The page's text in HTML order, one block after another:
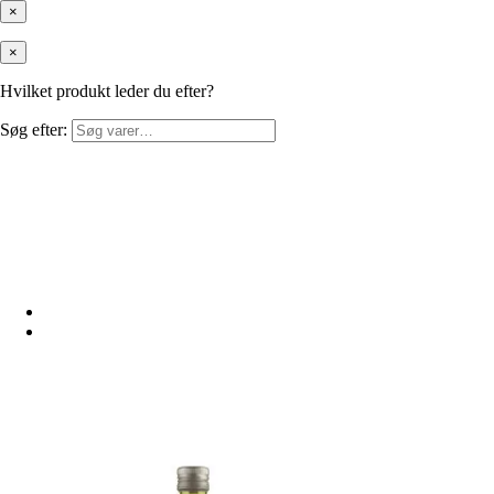
×
×
Hvilket produkt leder du efter?
Søg efter: